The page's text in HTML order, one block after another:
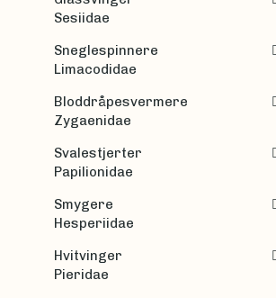
Sesiidae
Sneglespinnere
Limacodidae
Bloddråpesvermere
Zygaenidae
Svalestjerter
Papilionidae
Smygere
Hesperiidae
Hvitvinger
Pieridae